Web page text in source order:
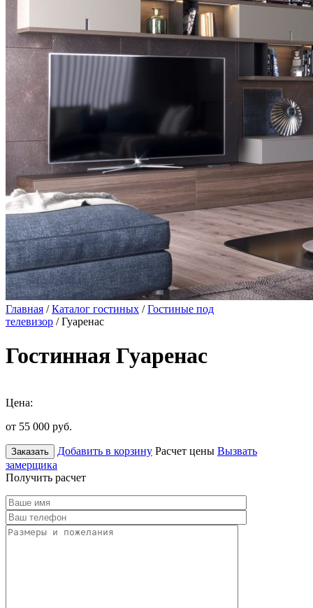
Главная /Каталог гостиных /Гостиные под
телевизор / Гуаренас
Гостинная Гуаренас
Цена:
от 55 000 руб.
Заказать Добавить в корзину Расчет цены Вызвать
замерщика
Получить расчет